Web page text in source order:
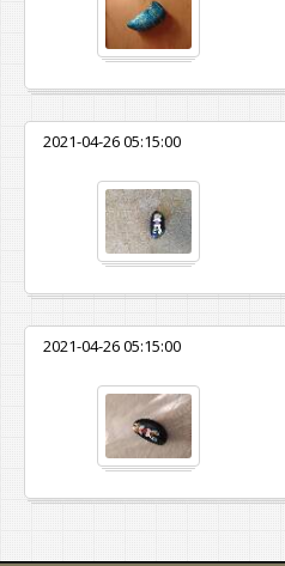
2021-04-26 05:15:00
2021-04-26 05:15:00